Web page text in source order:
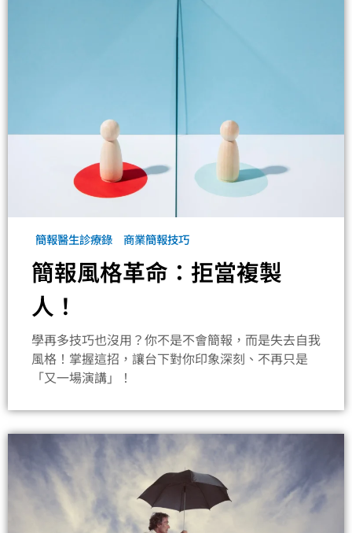
簡報醫生診療錄 商業簡報技巧
簡報風格革命：拒當複製
人！
學再多技巧也沒用？你不是不會簡報，而是失去自我
風格！掌握這招，讓台下對你印象深刻、不再只是
「又一場演講」！